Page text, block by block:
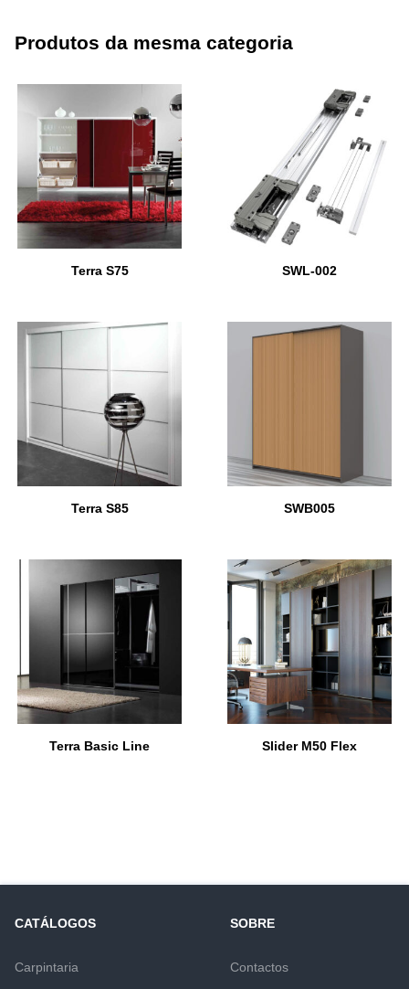
Produtos da mesma categoria
Terra S75 SWL-002
Terra S85 SWB005
Terra Basic Line Slider M50 Flex
CATÁLOGOS
Carpintaria
SOBRE
Contactos